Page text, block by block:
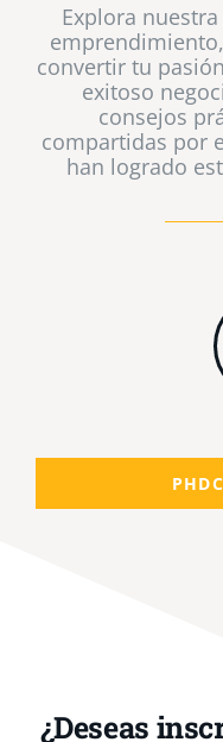
Explora
convertir tu
exitoso
consejos
compartidas por
han logrado
¿Deseas